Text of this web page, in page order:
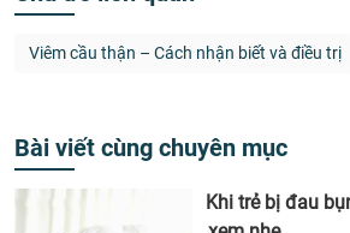
Viêm cầu thận – Cách nhận biết và điều trị
Bài viết cùng chuyên mục
Khi trẻ bị đau